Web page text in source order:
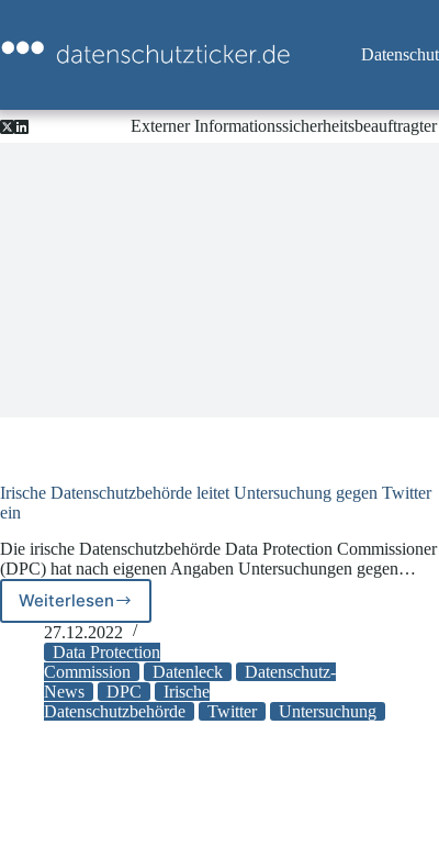
springen
Externer
Irische Datenschutzbehörde leitet Untersuchung gegen Twitter
ein
Die irische Datenschutzbehörde Data Protection Commissioner
(DPC) hat nach eigenen Angaben Untersuchungen gegen…
Weiterlesen
Irische
Datenschutzbehörde
leitet
Untersuchung
gegen
Twitter
27.12.2022
Data Protection
Commission
Datenleck
Datenschutz-
News
DPC
Irische
Datenschutzbehörde
Twitter Untersuchung